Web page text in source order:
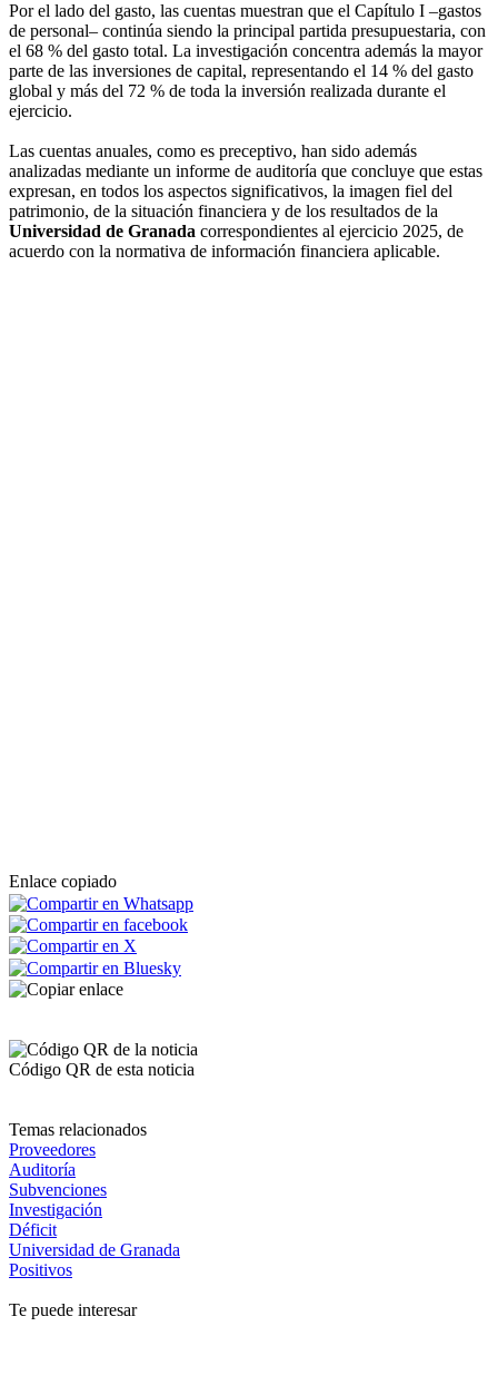
Por el lado del gasto, las cuentas muestran que el Capítulo I –gastos
de personal– continúa siendo la principal partida presupuestaria, con
el 68 % del gasto total. La investigación concentra además la mayor
parte de las inversiones de capital, representando el 14 % del gasto
global y más del 72 % de toda la inversión realizada durante el
ejercicio.
Las cuentas anuales, como es preceptivo, han sido además
analizadas mediante un informe de auditoría que concluye que estas
expresan, en todos los aspectos significativos, la imagen fiel del
patrimonio, de la situación financiera y de los resultados de la
Universidad de Granada correspondientes al ejercicio 2025, de
acuerdo con la normativa de información financiera aplicable.
Enlace copiado
Código QR de esta noticia
Temas relacionados
Proveedores
Auditoría
Subvenciones
Investigación
Déficit
Universidad de Granada
Positivos
Te puede interesar